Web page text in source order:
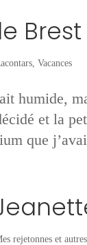
Brest
, Vacances
humide,
et la
que
rejetonnes et